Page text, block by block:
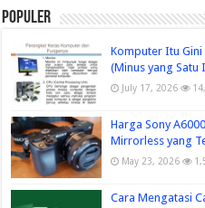
Populer
Komputer Itu
(Minus yang Satu
July 17, 2026
Harga Sony
Mirrorless yang
May 23, 2026
Cara Mengatasi